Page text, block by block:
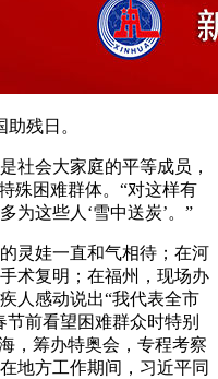
残日。
社会大家庭的平等成员，
殊困难群体。“对这样有
为这些人‘雪中送炭’。”
灵娃一直和气相待；在河
术复明；在福州，现场办
人感动说出“我代表全市
前看望困难群众时特别
，筹办特奥会，专程考察
地方工作期间，习近平同